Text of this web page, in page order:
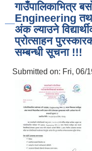
गाउँपालिकाभित्र
Engineering तथा
अंक ल्याउने
प्रोत्साहन
सम्बन्धी सूचना !!!
Submitted on: Fri, 06/